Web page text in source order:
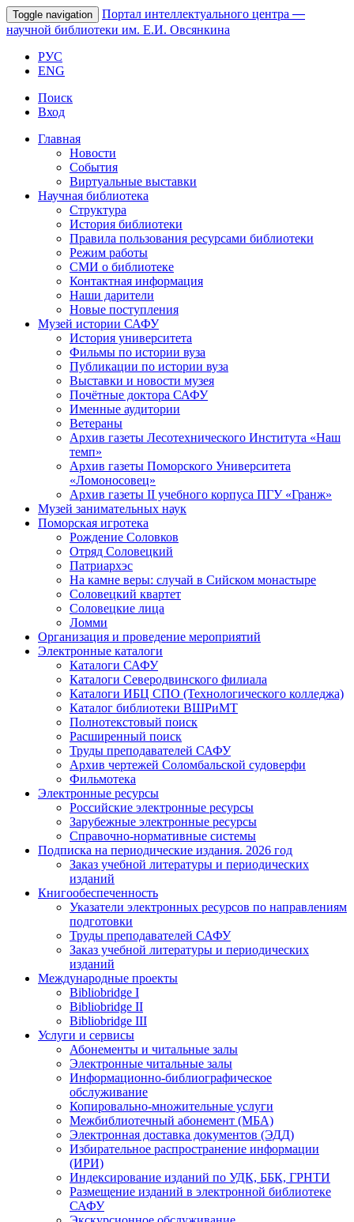
Toggle navigation Портал интеллектуального центра —
научной библиотеки им. Е.И. Овсянкина
РУС
ENG
Поиск
Вход
Главная
Новости
События
Виртуальные выставки
Научная библиотека
Структура
История библиотеки
Правила пользования ресурсами библиотеки
Режим работы
СМИ о библиотеке
Контактная информация
Наши дарители
Новые поступления
Музей истории САФУ
История университета
Фильмы по истории вуза
Публикации по истории вуза
Выставки и новости музея
Почётные доктора САФУ
Именные аудитории
Ветераны
Архив газеты Лесотехнического Института «Наш
темп»
Архив газеты Поморского Университета
«Ломоносовец»
Архив газеты II учебного корпуса ПГУ «Гранж»
Музей занимательных наук
Поморская игротека
Рождение Соловков
Отряд Соловецкий
Патриархэс
На камне веры: случай в Сийском монастыре
Соловецкий квартет
Соловецкие лица
Ломми
Организация и проведение мероприятий
Электронные каталоги
Каталоги САФУ
Каталоги Северодвинского филиала
Каталоги ИБЦ СПО (Технологического колледжа)
Каталог библиотеки ВШРиМТ
Полнотекстовый поиск
Расширенный поиск
Труды преподавателей САФУ
Архив чертежей Соломбальской судоверфи
Фильмотека
Электронные ресурсы
Российские электронные ресурсы
Зарубежные электронные ресурсы
Справочно-нормативные системы
Подписка на периодические издания. 2026 год
Заказ учебной литературы и периодических
изданий
Книгообеспеченность
Указатели электронных ресурсов по направлениям
подготовки
Труды преподавателей САФУ
Заказ учебной литературы и периодических
изданий
Международные проекты
Bibliobridge I
Bibliobridge II
Bibliobridge III
Услуги и сервисы
Абонементы и читальные залы
Электронные читальные залы
Информационно-библиографическое
обслуживание
Копировально-множительные услуги
Межбиблиотечный абонемент (МБА)
Электронная доставка документов (ЭДД)
Избирательное распространение информации
(ИРИ)
Индексирование изданий по УДК, ББК, ГРНТИ
Размещение изданий в электронной библиотеке
САФУ